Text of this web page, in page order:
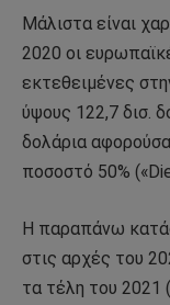
Μάλιστα είναι
2020 οι
εκτεθειμένες
ύψους 122,7 δισ.
δολάρια
ποσοστό 50%
H παραπάνω
στις αρχές του
τα τέλη του 2021